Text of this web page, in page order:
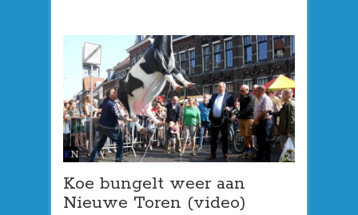
Koe bungelt weer aan
Nieuwe Toren (video)